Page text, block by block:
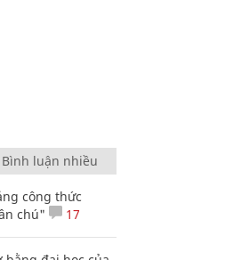
Bình luận nhiều
công thức
chú"
17